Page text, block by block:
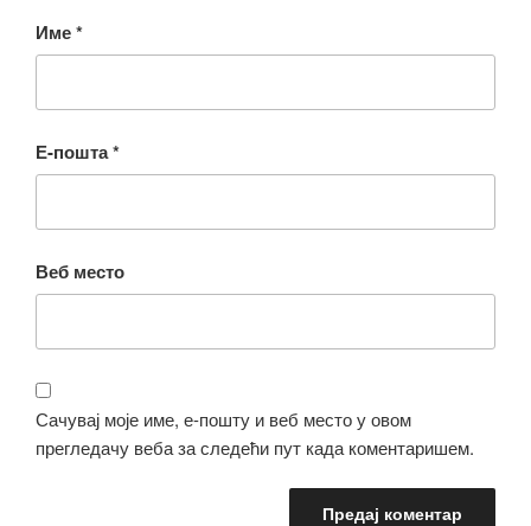
Име*
Е-пошта*
Веб место
Сачувај моје име, е-пошту и веб место у овом
прегледачу веба за следећи пут када коментаришем.